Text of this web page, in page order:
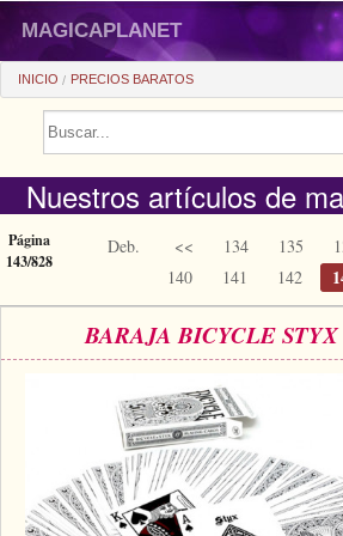
PROMOCIONES
VENTAS FLASH
REGALOS FIDELIDAD
PRINCIPIANTES
Trucos automaticos
Accesorios
Libros/DVDs
PRECIOS BARATOS
Magia de cerca
Salon/Escena
ACCESORIOS
Ver todo
Consumibles
MONEDAS/BILLETES
magicaplanet
INICIO PRECIOS BARATOS
Nuestros artículos de
Página
143/828
Deb. << 134 135
140
141 142
BARAJA BICYCLE